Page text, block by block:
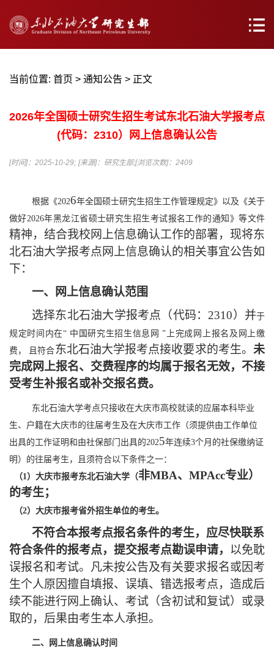
当前位置: 首页 > 通知公告 > 正文
2026年全国硕士研究生招生考试东北石油大学报考点
(代码：2310）网上信息确认公告
[时间]：2025-10-29; [来源]：研究生部;[浏览次数]： 2409
根据《2026年全国硕士研究生招生工作管理规定》以及《关于
做好2026年黑龙江省硕士研究生招生考试报名工作的通知》等文件
精神，结合我校网上信息确认工作的部署，现将东
北石油大学报考点网上信息确认的相关事宜公告如
下：
一、网上信息确认范围
选择东北石油大学报考点（代码： 2310） 并于
规定时间内在“ 中国研究生招生信息网 ”上完成网上报名及网上缴
费， 且符合东北石油大学报考点接收要求的考生。未
完成网上报名、交费程序的均属于报名无效，不接
受考生补报名或补交报名费。
东北石油大学考点只接收在大庆市高校就读的应届本科毕业
生、户籍在大庆市的往届考生及在大庆市工作（须提供由工作单位
出具的工作证明和由社保部门出具的2025年连续3个月的社保缴纳证
明）的往届考生，且须符合以下条件之一：
（1）大庆市报考东北石油大学（非MBA、MPAcc专业）
的考生；
（2）大庆市报考省外招生单位的考生。
不符合本报考点报名条件的考生，应尽快联系
符合条件的报考点， 提交报考点勘误申请， 以免耽
误报名和考试。凡未按公告及有关要求报名或因考
生个人原因擅自填报、误填、错选报考点，造成后
续不能进行网上确认、考试（含初试和复试）或录
取的，后果由考生本人承担。
二、网上信息确认时间